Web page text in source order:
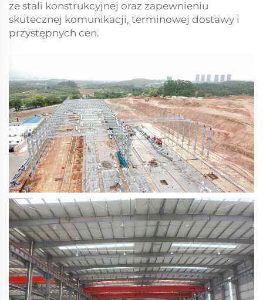
ze stali konstrukcyjnej oraz zapewnieniu
skutecznej komunikacji, terminowej dostawy i
przystępnych cen.